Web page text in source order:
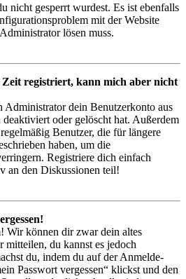
nicht gesperrt wurdest. Es ist ebenfalls
mit der Website
lösen muss.
registriert, kann mich aber nicht
Administrator dein Benutzerkonto aus
oder gelöscht hat. Außerdem
Benutzer, die für längere
haben, um die
Registriere dich einfach
an den Diskussionen teil!
Wir können dir zwar dein altes
mitteilen, du kannst es jedoch
du, indem du auf der Anmelde-
Passwort vergessen“ klickst und den